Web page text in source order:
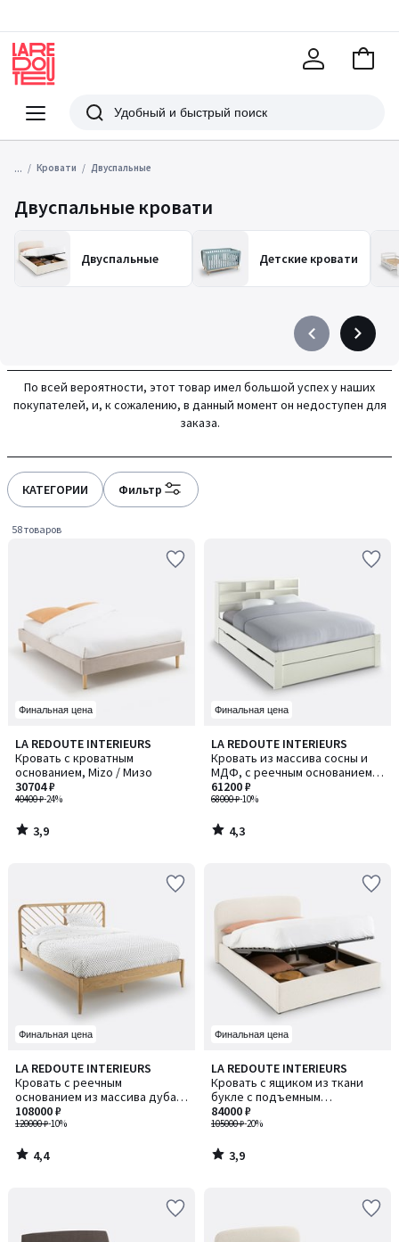
Меню
Redoute
Поиск
В
... Кровати Двуспальные
Двуспальные кровати
Двуспальные Детские кровати
Précédent
à
gauche
Suivant
à
droite
По всей вероятности, этот товар имел большой успех у наших
покупателей, и, к сожалению, в данный момент он недоступен для
заказа.
КАТЕГОРИИ Фильтр
58 товаров
Финальная цена
LA REDOUTE INTERIEURS
Кровать с кроватным
основанием, Mizo / Мизо
40400 ₽-24%
30704 ₽
3,9
/ 5
3,9
/
Финальная цена
LA REDOUTE INTERIEURS
Кровать из массива сосны и
МДФ, с реечным основанием,
Nikko / Никко
68000 ₽-10%
61200 ₽
4,3
/ 5
4,3
/
Финальная цена
LA REDOUTE INTERIEURS
Кровать с реечным
основанием из массива дуба,
шпонированная дубом, Anda /
Анда
120000 ₽-10%
108000 ₽
4,4
/ 5
4,4
/
Финальная цена
LA REDOUTE INTERIEURS
Кровать с ящиком из ткани
букле с подъемным
основанием, Conto / Конто
105000 ₽-20%
84000 ₽
3,9
/ 5
3,9
/